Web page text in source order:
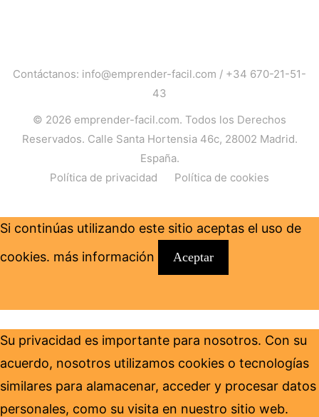
Contáctanos: info@emprender-facil.com / +34 670-21-51-
43
© 2026 emprender-facil.com. Todos los Derechos
Reservados. Calle Santa Hortensia 46c, 28002 Madrid.
España.
Política de privacidad
Política de cookies
Si continúas utilizando este sitio aceptas el uso de
cookies. más información Aceptar
Su privacidad es importante para nosotros. Con su
acuerdo, nosotros utilizamos cookies o tecnologías
similares para alamacenar, acceder y procesar datos
personales, como su visita en nuestro sitio web.